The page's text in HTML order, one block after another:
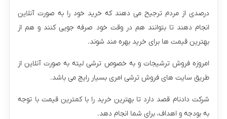
درصدی از مردم ترجیح می دهند که خرید خود را به صورت آنلاین
انجام دهند تا بتوانند هم در وقت خود صرفه جویی کنند و هم از
بهترین قیمت ها برای خرید بهره مند شوند.
امروزه فروش ترشیجات و به خصوص ترشی لیته به صورت آنلاین از
طریق سایت های فروش ترشی امری بسیار رایج می باشد.
شرکت دادنام قصد دارد تا بهترین خرید را با کمترین قیمت با توجه
به بودجه و اهداف، برای شما انجام دهد.